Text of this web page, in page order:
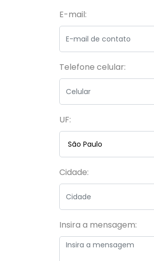
E-mail:
Telefone celular:
UF:
Cidade:
Insira a mensagem: